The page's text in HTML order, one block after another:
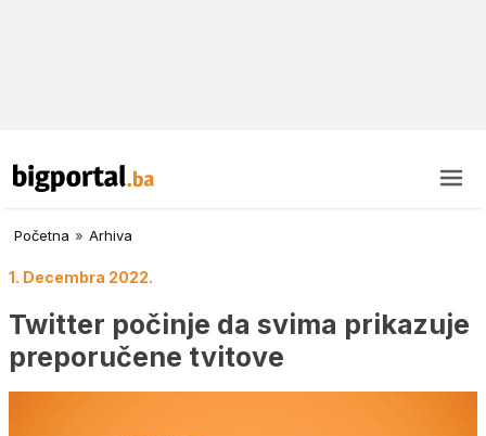
Početna » Arhiva
1. Decembra 2022.
Twitter počinje da svima prikazuje
preporučene tvitove